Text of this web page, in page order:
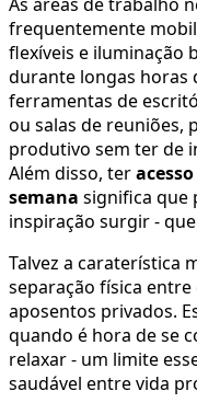
frequentemente
flexíveis e iluminação
durante longas horas
ferramentas de
ou salas de reuniões,
produtivo sem ter de
Além disso, ter
semana significa que
inspiração surgir -
Talvez a caraterística
separação física
aposentos privados.
quando é hora de se
relaxar - um limite
saudável entre vida